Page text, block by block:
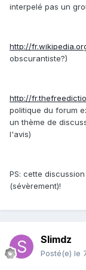
interpelé pas un
http://
obscurantiste?)
http://
politique du forum
un thème de
l'avis)
PS: cette
(sévèrement)!
Slimdz
Posté(e) le